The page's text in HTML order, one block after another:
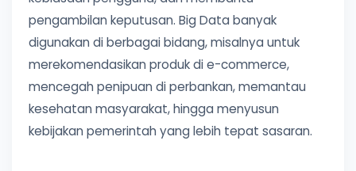
pengambilan keputusan. Big Data banyak
digunakan di berbagai bidang, misalnya untuk
merekomendasikan produk di e-commerce,
mencegah penipuan di perbankan, memantau
kesehatan masyarakat, hingga menyusun
kebijakan pemerintah yang lebih tepat sasaran.